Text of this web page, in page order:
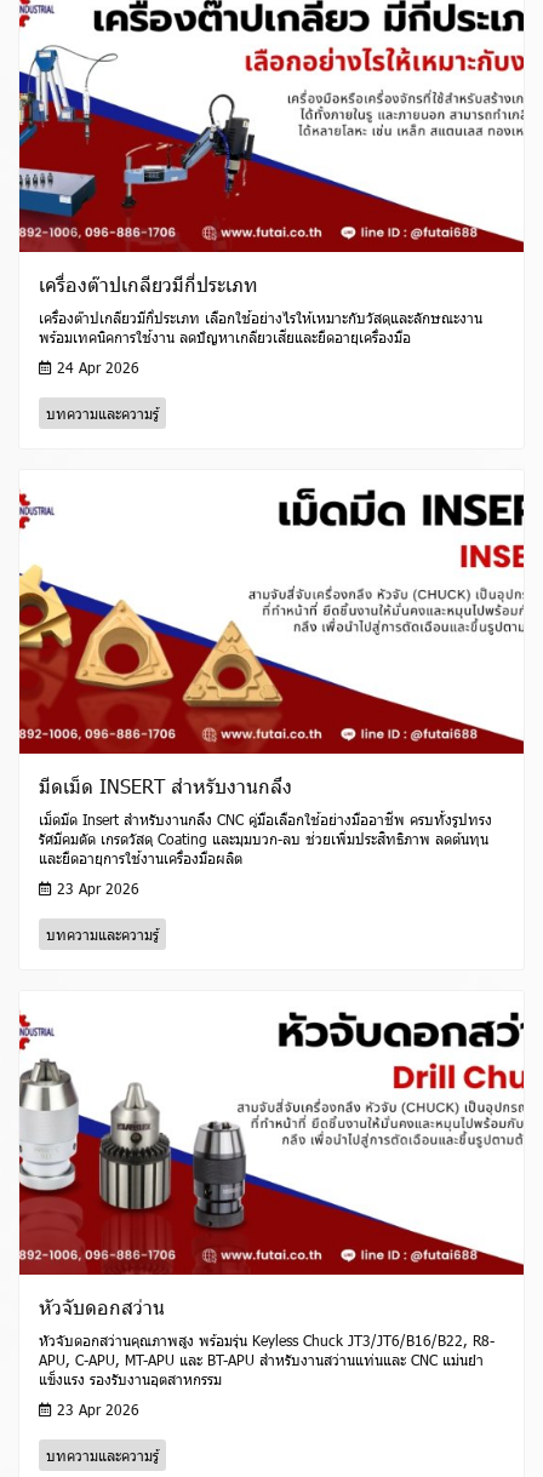
เครื่องต๊าปเกลียวมีกี่ประเภท
เครื่องต๊าปเกลียวมีกี่ประเภท เลือกใช้อย่างไรให้เหมาะกับวัสดุและลักษณะงาน
พร้อมเทคนิคการใช้งาน ลดปัญหาเกลียวเสียและยืดอายุเครื่องมือ
24 Apr 2026
บทความและความรู้
มีดเม็ด INSERT สำหรับงานกลึง
เม็ดมีด Insert สำหรับงานกลึง CNC คู่มือเลือกใช้อย่างมืออาชีพ ครบทั้งรูปทรง
รัศมีคมตัด เกรดวัสดุ Coating และมุมบวก-ลบ ช่วยเพิ่มประสิทธิภาพ ลดต้นทุน
และยืดอายุการใช้งานเครื่องมือผลิต
23 Apr 2026
บทความและความรู้
หัวจับดอกสว่าน
หัวจับดอกสว่านคุณภาพสูง พร้อมรุ่น Keyless Chuck JT3/JT6/B16/B22, R8-
APU, C-APU, MT-APU และ BT-APU สำหรับงานสว่านแท่นและ CNC แม่นยำ
แข็งแรง รองรับงานอุตสาหกรรม
23 Apr 2026
บทความและความรู้